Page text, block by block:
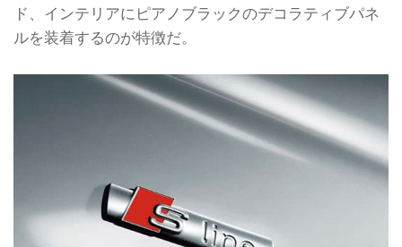
ド、インテリアにピアノブラックのデコラティブパネ
ルを装着するのが特徴だ。